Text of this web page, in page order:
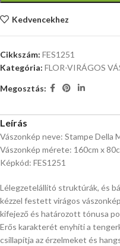
Kedvencekhez
Cikkszám: FES1251
Kategória: FLOR-VIRÁGOS
Megosztás:
Leírás
Vászonkép neve: Stampe Della
Vászonkép mérete: 160cm x
Képkód: FES1251
Lélegzetelállító struktúrák, és
kézzel festett virágos
kifejező és határozott tónusa
Erős karakterét enyhíti a
csillapítja az érzelmeket és